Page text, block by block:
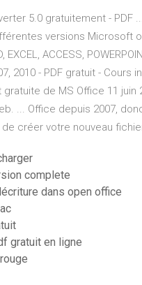
5.0 gratuitement -
versions Microsoft
EXCEL, ACCESS,
2010 - PDF gratuit -
de MS Office 11
... Office depuis 2007,
créer votre nouveau
complete
dans open office
gratuit en ligne